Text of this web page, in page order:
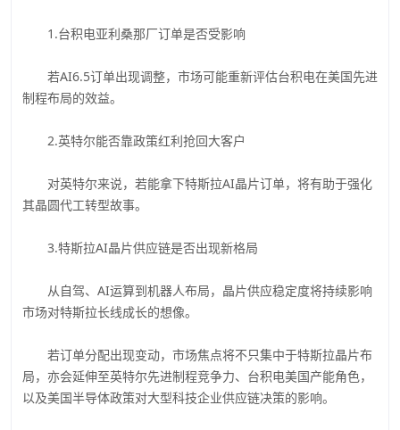
1.台积电亚利桑那厂订单是否受影响
若AI6.5订单出现调整，市场可能重新评估台积电在美国先进
制程布局的效益。
2.英特尔能否靠政策红利抢回大客户
对英特尔来说，若能拿下特斯拉AI晶片订单，将有助于强化
其晶圆代工转型故事。
3.特斯拉AI晶片供应链是否出现新格局
从自驾、AI运算到机器人布局，晶片供应稳定度将持续影响
市场对特斯拉长线成长的想像。
若订单分配出现变动，市场焦点将不只集中于特斯拉晶片布
局，亦会延伸至英特尔先进制程竞争力、台积电美国产能角色，
以及美国半导体政策对大型科技企业供应链决策的影响。